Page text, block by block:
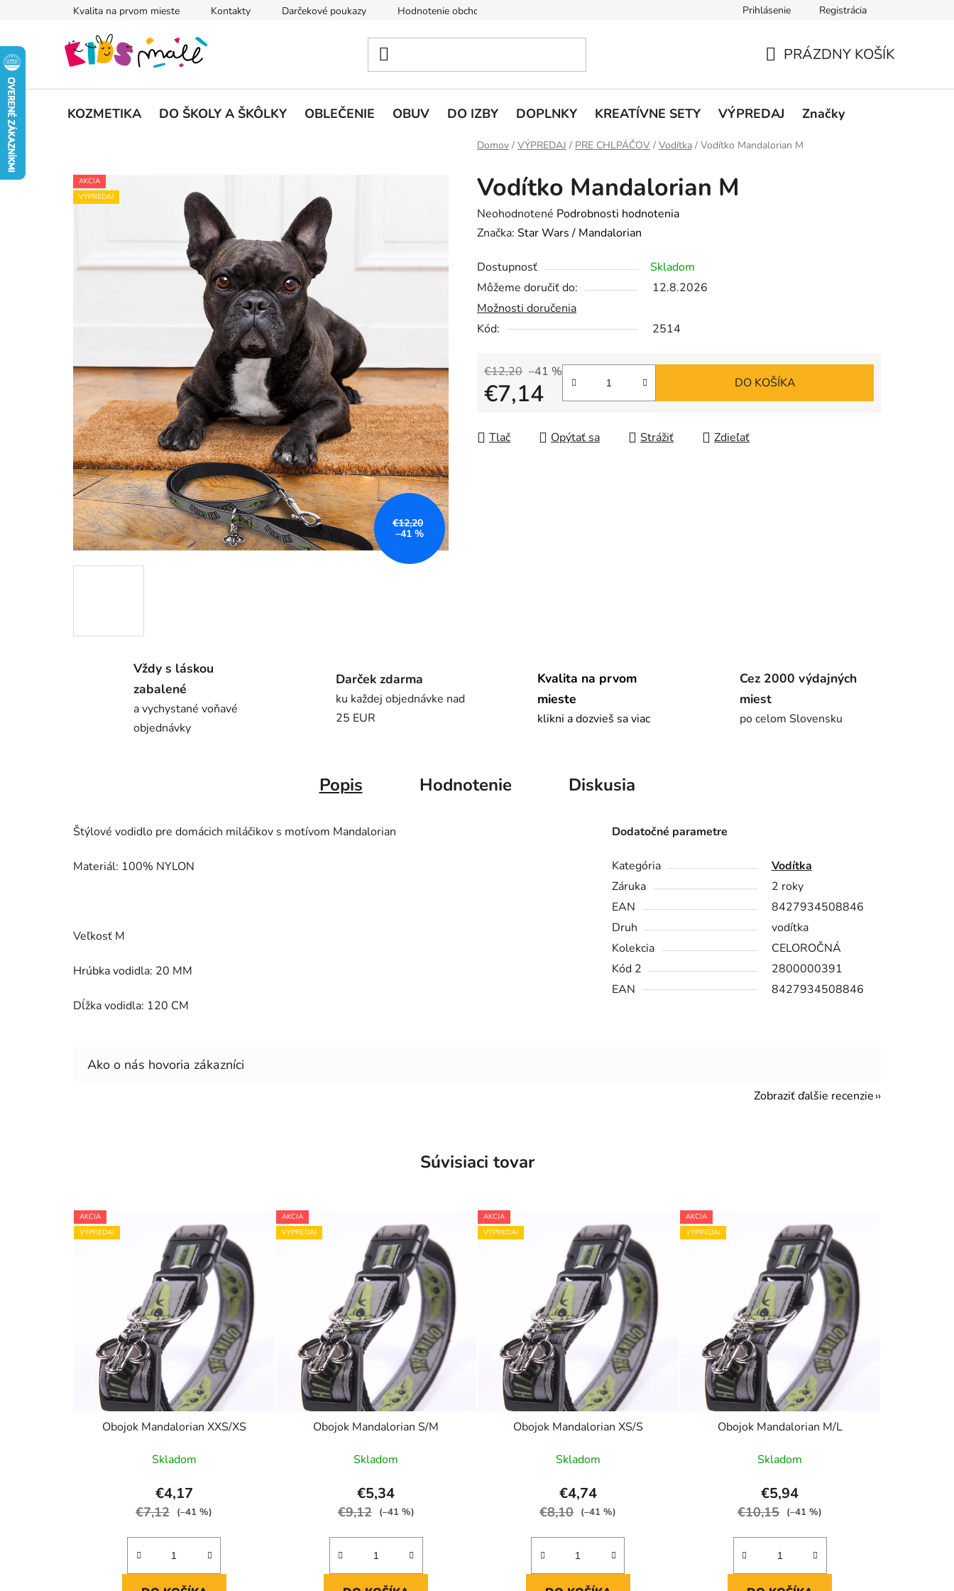
Kvalita na prvom mieste Kontakty Darčekové poukazy Hodnotenie obchodu Podmienky ochrany osobných údajov
Prihlásenie Registrácia
KOŠÍK
PRÁZDNY KOŠÍK
KOZMETIKA DO ŠKOLY A ŠKÔLKY OBLEČENIE OBUV DO IZBY DOPLNKY KREATÍVNE SETY VÝPREDAJ Značky
Domov / VÝPREDAJ / PRE CHLPÁČOV / Vodítka / Vodítko Mandalorian M
Vodítko Mandalorian M
Priemerné
hodnotenie
je
0,0
z
5
Neohodnotené Podrobnosti hodnotenia
Značka: Star Wars / Mandalorian
Dostupnosť
Skladom
Môžeme doručiť do:
12.8.2026
Možnosti doručenia
Kód:
2514
€12,20 –41 %
€7,14 DO KOŠÍKA
Tlač Opýtať sa Strážiť Zdieľať
AKCIA
VÝPREDAJ
€12,20
–41 %
Vždy s láskou
zabalené
a vychystané voňavé
objednávky
Darček zdarma
ku každej objednávke nad
25 EUR
Kvalita na prvom
mieste
klikni a dozvieš sa viac
Cez 2000 výdajných
miest
po celom Slovensku
Popis Hodnotenie Diskusia
Štýlové vodidlo pre domácich miláčikov s motívom Mandalorian
Materiál: 100% NYLON
Veľkosť M
Hrúbka vodidla: 20 MM
Dĺžka vodidla: 120 CM
Dodatočné parametre
Kategória
Vodítka
Záruka
2 roky
EAN
8427934508846
Druh
vodítka
Kolekcia
CELOROČNÁ
Kód 2
2800000391
EAN
8427934508846
Zobraziť ďalšie recenzie
Súvisiaci tovar
AKCIA
VÝPREDAJ
Obojok Mandalorian XXS/XS
Skladom
€4,17
€7,12 (–41 %)
AKCIA
VÝPREDAJ
Obojok Mandalorian S/M
Skladom
€5,34
€9,12 (–41 %)
AKCIA
VÝPREDAJ
Obojok Mandalorian XS/S
Skladom
€4,74
€8,10 (–41 %)
AKCIA
VÝPREDAJ
Obojok Mandalorian M/L
Skladom
€5,94
€10,15 (–41 %)